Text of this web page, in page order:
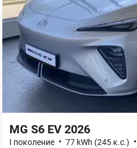
MG S6 EV 2026
I поколение • 77 kWh (245 к.с.) •